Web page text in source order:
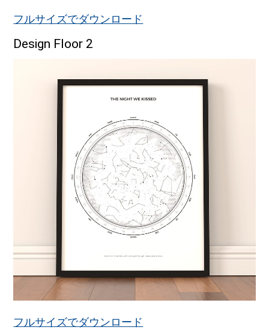
フルサイズでダウンロード
Design Floor 2
フルサイズでダウンロード